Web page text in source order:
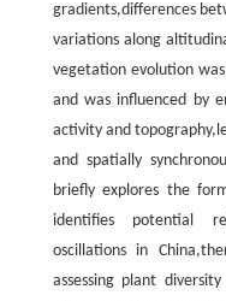
gradients,differences
variations along
vegetation evolution
and was influenced by
activity and
and spatially
briefly explores the
identifies potential
oscillations in
assessing plant